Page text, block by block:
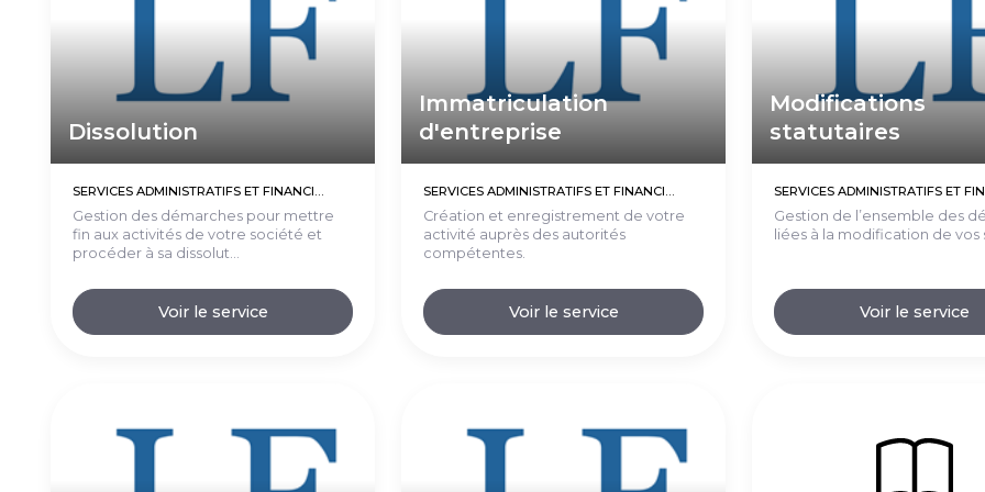
Dissolution
SERVICES ADMINISTRATIFS ET FINANCIERS (EXTERNALISATIONS)
Gestion des démarches pour mettre
fin aux activités de votre société et
procéder à sa dissolut...
Voir le service
Immatriculation
d'entreprise
SERVICES ADMINISTRATIFS ET FINANCIERS (EXTERNALISATIONS)
Création et enregistrement de votre
activité auprès des autorités
compétentes.
Voir le service
Modifications
statutaires
Gestion de l’ensemble des
liées à la modification de vos
Voir le service